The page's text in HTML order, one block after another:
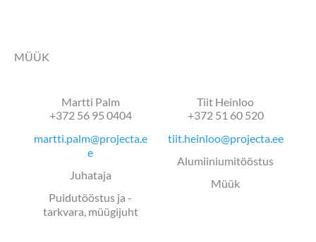
MÜÜK
Martti Palm
+372 56 95 0404
martti.palm@projecta.e
e
Juhataja
Puidutööstus ja -
tarkvara, müügijuht
Tiit Heinloo
+372 51 60 520
tiit.heinloo@projecta.ee
Alumiiniumitööstus
Müük